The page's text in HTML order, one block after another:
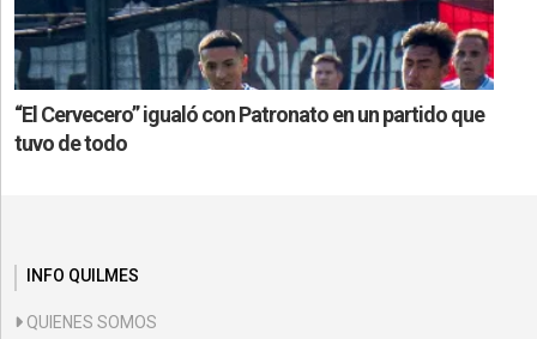
“El Cervecero” igualó con Patronato en un partido que
tuvo de todo
INFO QUILMES
QUIENES SOMOS